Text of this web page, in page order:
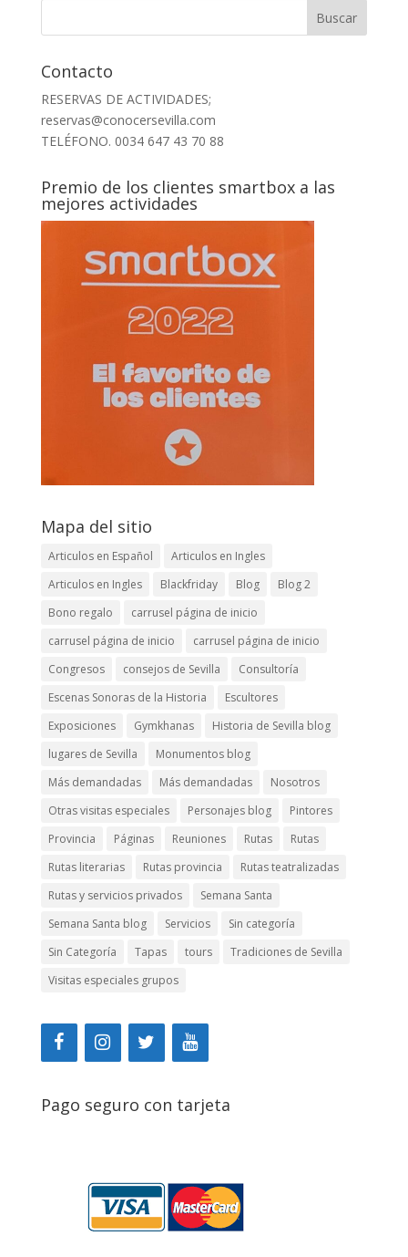
Contacto
RESERVAS DE ACTIVIDADES;
reservas@conocersevilla.com
TELÉFONO. 0034 647 43 70 88
Premio de los clientes smartbox a las
mejores actividades
Mapa del sitio
Articulos en Español
Articulos en Ingles
Articulos en Ingles
Blackfriday Blog
Blog 2
Bono regalo
carrusel página de inicio
carrusel página de inicio
carrusel página de inicio
Congresos
consejos de Sevilla
Consultoría
Escenas Sonoras de la Historia
Escultores
Exposiciones
Gymkhanas
Historia de Sevilla blog
lugares de Sevilla
Monumentos blog
Más demandadas
Más demandadas
Nosotros
Otras visitas especiales
Personajes blog
Pintores
Provincia
Páginas Reuniones Rutas
Rutas
Rutas literarias
Rutas provincia
Rutas teatralizadas
Rutas y servicios privados
Semana Santa
Semana Santa blog
Servicios
Sin categoría
Sin Categoría
Tapas tours
Tradiciones de Sevilla
Visitas especiales grupos
Pago seguro con tarjeta